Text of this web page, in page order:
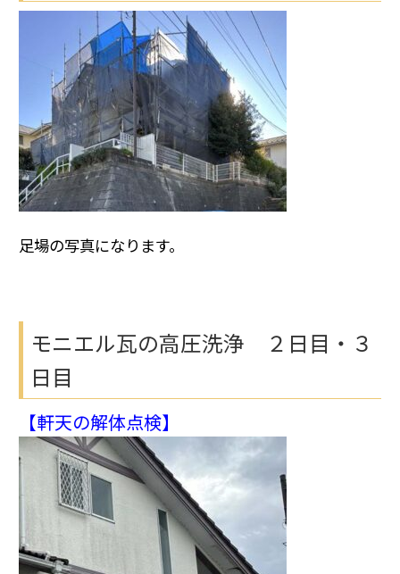
足場の写真になります。
モニエル瓦の高圧洗浄 ２日目・３
日目
【軒天の解体点検】